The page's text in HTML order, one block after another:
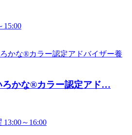
15:00
かな®カラー認定アド…
13:00～16:00